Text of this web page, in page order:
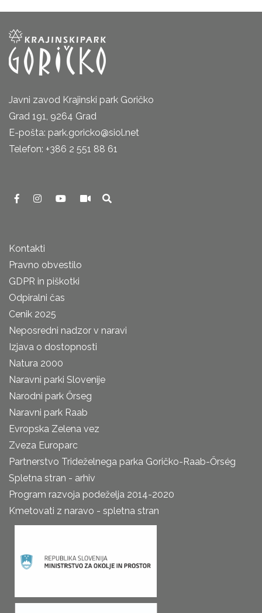
Javni zavod Krajinski park Goričko
Grad 191, 9264 Grad
E-pošta: park.goricko@siol.net
Telefon: +386 2 551 88 61
Kontakti
Pravno obvestilo
GDPR in piškotki
Odpiralni čas
Cenik 2025
Neposredni nadzor v naravi
Izjava o dostopnosti
Natura 2000
Naravni parki Slovenije
Narodni park Őrseg
Naravni park Raab
Evropska Zelena vez
Zveza Europarc
Partnerstvo Trideželnega parka Goričko-Raab-Őrség
Spletna stran - arhiv
Program razvoja podeželja 2014-2020
Kmetovati z naravo - spletna stran